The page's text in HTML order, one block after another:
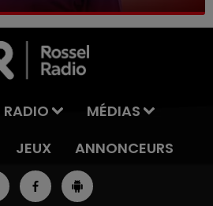
RADIO
MÉDIAS
JEUX ANNONCEURS